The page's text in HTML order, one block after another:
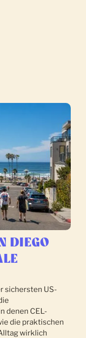
DIEGO
sichersten US-
denen CEL-
die praktischen
wirklich